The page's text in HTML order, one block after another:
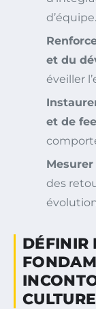
d’équipe.
et du
éveiller
et de
des
DÉFINIR